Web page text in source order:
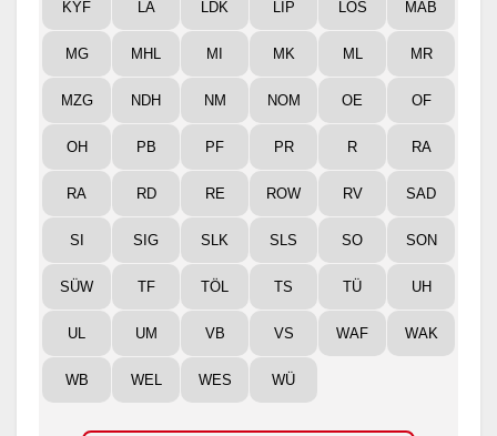
KYF LA LDK LIP LOS MAB
MG MHL MI MK ML MR
MZG NDH NM NOM OE OF
OH PB PF PR R RA
RA RD RE ROW RV SAD
SI SIG SLK SLS SO SON
SÜW TF TÖL TS TÜ UH
UL UM VB VS WAF WAK
WB WEL WES WÜ